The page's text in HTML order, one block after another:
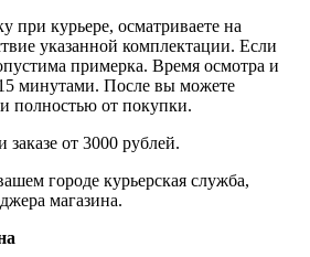
при курьере, осматриваете на
указанной комплектации. Если
примерка. Время осмотра и
минутами. После вы можете
полностью от покупки.
заказе от 3000 рублей.
городе курьерская служба,
магазина.